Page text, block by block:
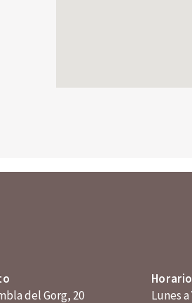
del Gorg, 20
Horario
Lunes a